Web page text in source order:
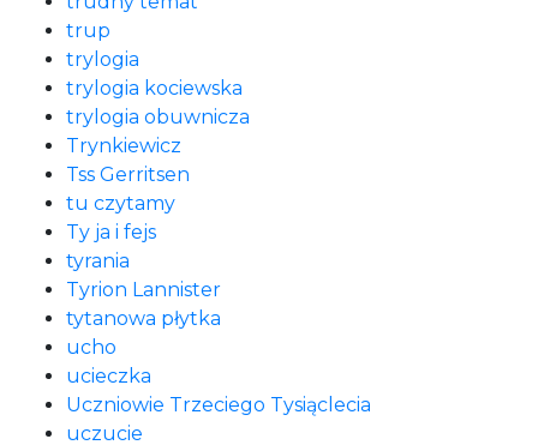
trup
trylogia
trylogia kociewska
trylogia obuwnicza
Trynkiewicz
Tss Gerritsen
tu czytamy
Ty ja i fejs
tyrania
Tyrion Lannister
tytanowa płytka
ucho
ucieczka
Uczniowie Trzeciego Tysiąclecia
uczucie